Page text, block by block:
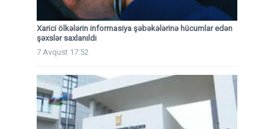
Xarici ölkələrin informasiya şəbəkələrinə hücumlar edən
şəxslər saxlanıldı
7 Avqust 17:52